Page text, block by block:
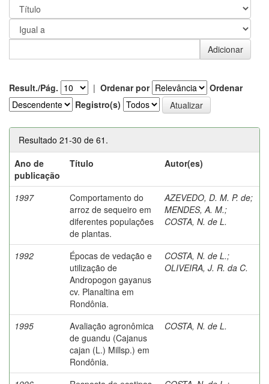
Result./Pág. | Ordenar por
Ordenar
Registro(s)
Resultado 21-30 de 61.
Ano de
publicação
Título Autor(es)
1997
Comportamento do
arroz de sequeiro em
diferentes populações
de plantas.
AZEVEDO, D. M. P. de;
MENDES, A. M.;
COSTA, N. de L.
1992
Épocas de vedação e
utilização de
Andropogon gayanus
cv. Planaltina em
Rondônia.
COSTA, N. de L.;
OLIVEIRA, J. R. da C.
1995
Avaliação agronômica
de guandu (Cajanus
cajan (L.) Millsp.) em
Rondônia.
COSTA, N. de L.